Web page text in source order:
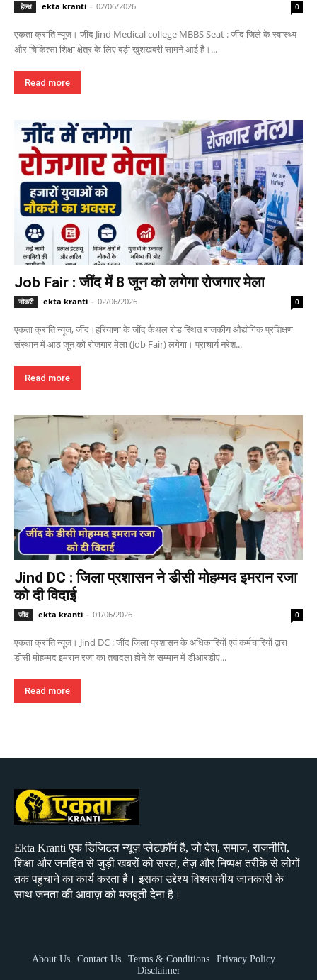
हेल्थ ekta kranti - 02/06/2026 0
एकता क्रांति न्यूज। जींद Jind Medical college MBBS Seat : जींद जिले के स्वास्थ्य
और चिकित्सा शिक्षा क्षेत्र के लिए बड़ी खुशखबरी सामने आई है।...
Read more
Job Fair : जींद में 8 जून को लगेगा रोजगार मेला
नौकरी ekta kranti - 02/06/2026 0
एकता क्रांति न्यूज, जींद।हरियाणा के जींद कैथल रोड स्थित राजकीय औद्योगिक प्रशिक्षण
संस्थान में आठ जून को रोजगार मेला (Job Fair) लगेगा। प्राचार्य नरेश...
Read more
Jind DC : जिला प्रशासन ने डीसी मोहम्मद इमरान रजा
को दी विदाई
जींद ekta kranti - 01/06/2026 0
एकता क्रांति न्यूज। Jind DC : जींद जिला प्रशासन के अधिकारियों एवं कर्मचारियों द्वारा
डीसी मोहम्मद इमरान रजा का तबादला होने के सम्मान में डीआरडीए...
Read more
Ekta Kranti एक डिजिटल न्यूज़ प्लेटफ़ॉर्म है, जो देश, समाज, राजनीति,
शिक्षा और जनहित से जुड़ी खबरों को सरल, तेज़ और निष्पक्ष तरीके से लोगों
तक पहुंचाने का कार्य करता है। इसका उद्देश्य विश्वसनीय जानकारी के
साथ जनता की आवाज़ को मजबूती देना है।
About Us Contact Us Terms & Conditions
Privacy Policy
Disclaimer